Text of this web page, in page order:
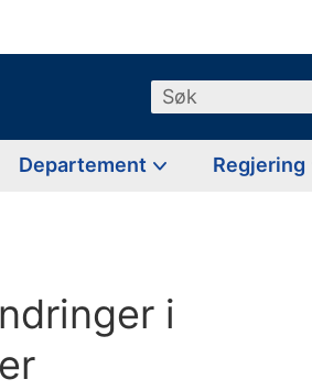
Søk
Departement Regjering
i